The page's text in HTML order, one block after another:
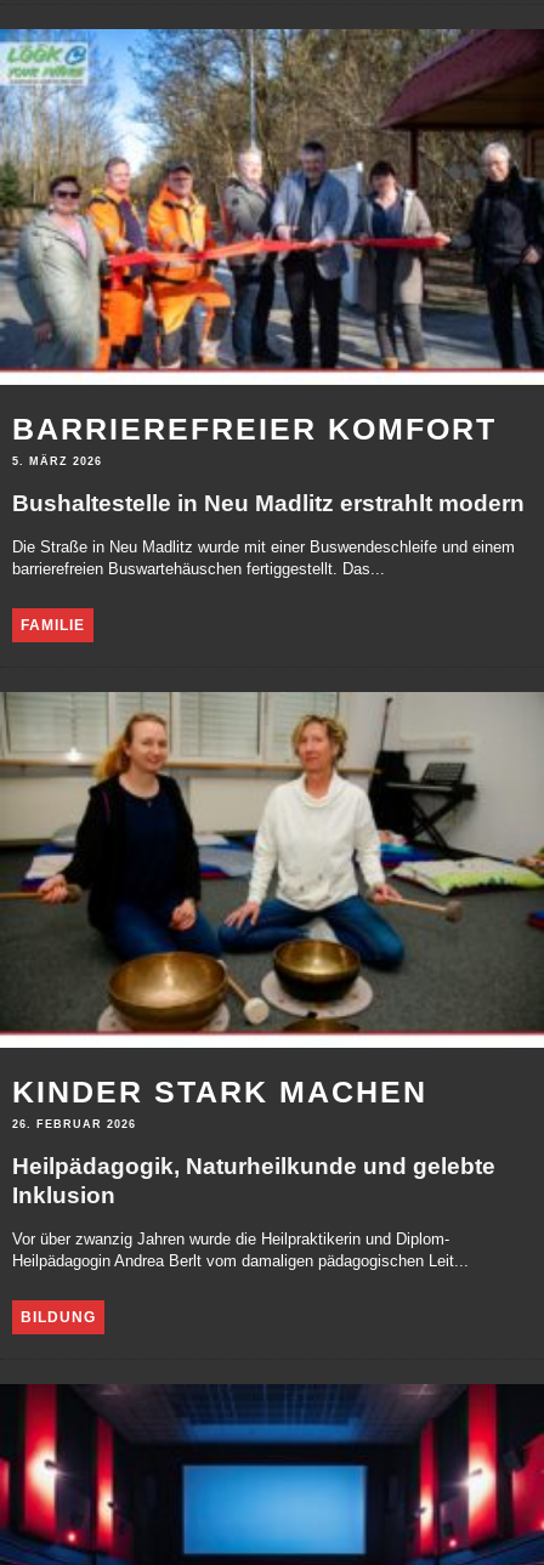
BARRIEREFREIER KOMFORT
5. MÄRZ 2026
Bushaltestelle in Neu Madlitz erstrahlt modern
Die Straße in Neu Madlitz wurde mit einer Buswendeschleife und einem
barrierefreien Buswartehäuschen fertiggestellt. Das...
FAMILIE
KINDER STARK MACHEN
26. FEBRUAR 2026
Heilpädagogik, Naturheilkunde und gelebte
Inklusion
Vor über zwanzig Jahren wurde die Heilpraktikerin und Diplom-
Heilpädagogin Andrea Berlt vom damaligen pädagogischen Leit...
BILDUNG